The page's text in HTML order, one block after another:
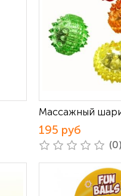
Массажный
195 руб